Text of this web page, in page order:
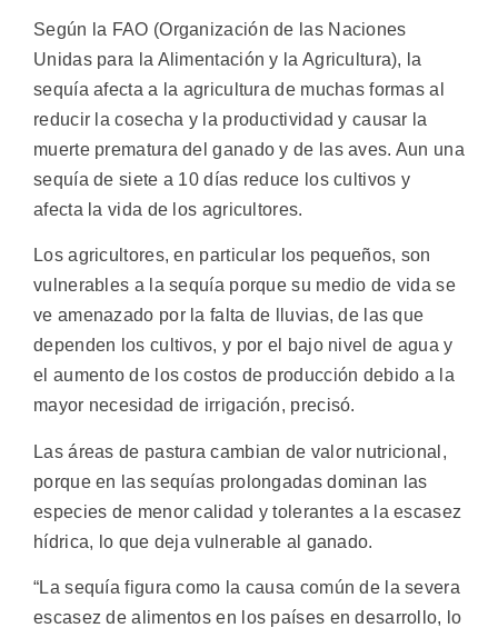
Según la FAO (Organización de las Naciones
Unidas para la Alimentación y la Agricultura), la
sequía afecta a la agricultura de muchas formas al
reducir la cosecha y la productividad y causar la
muerte prematura del ganado y de las aves. Aun una
sequía de siete a 10 días reduce los cultivos y
afecta la vida de los agricultores.
Los agricultores, en particular los pequeños, son
vulnerables a la sequía porque su medio de vida se
ve amenazado por la falta de lluvias, de las que
dependen los cultivos, y por el bajo nivel de agua y
el aumento de los costos de producción debido a la
mayor necesidad de irrigación, precisó.
Las áreas de pastura cambian de valor nutricional,
porque en las sequías prolongadas dominan las
especies de menor calidad y tolerantes a la escasez
hídrica, lo que deja vulnerable al ganado.
“La sequía figura como la causa común de la severa
escasez de alimentos en los países en desarrollo, lo